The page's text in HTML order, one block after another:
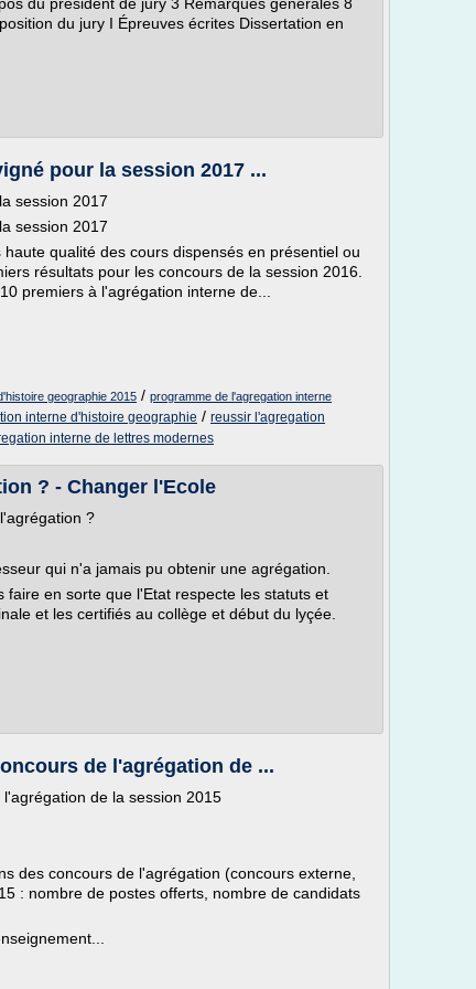
du jury I Épreuves écrites Dissertation en
pour la session 2017 ...
session 2017
session 2017
qualité des cours dispensés en présentiel ou
résultats pour les concours de la session 2016.
premiers à l'agrégation interne de...
geographie 2015 / programme de l'agregation interne
interne d'histoire geographie / reussir l'agregation
interne de lettres modernes
? - Changer l'Ecole
?
qui n'a jamais pu obtenir une agrégation.
en sorte que l'Etat respecte les statuts et
et les certifiés au collège et début du lyçée.
de l'agrégation de ...
de la session 2015
des concours de l'agrégation (concours externe,
: nombre de postes offerts, nombre de candidats